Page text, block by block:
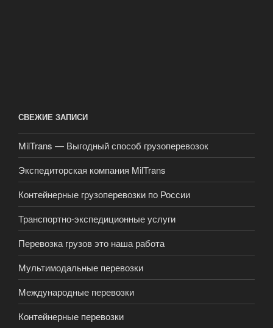
СВЕЖИЕ ЗАПИСИ
MilTrans — Выгодный способ грузоперевозок
Экспедиторская компания MilTrans
Контейнерные грузоперевозки по России
Транспортно-экспедиционные услуги
Перевозка грузов это наша работа
Мультимодальные перевозки
Международные перевозки
Контейнерные перевозки